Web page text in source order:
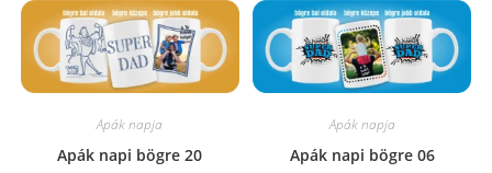
Apák napja
Apák napi bögre 20
Apák napja
Apák napi bögre 06